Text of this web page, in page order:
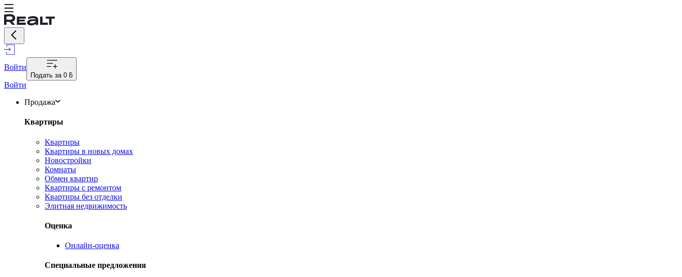
Войти
Подать за 0 ƃ
Войти
Продажа
Квартиры
Квартиры
Квартиры в новых домах
Новостройки
Комнаты
Обмен квартир
Квартиры с ремонтом
Квартиры без отделки
Элитная недвижимость
Оценка
Онлайн-оценка
Специальные предложения